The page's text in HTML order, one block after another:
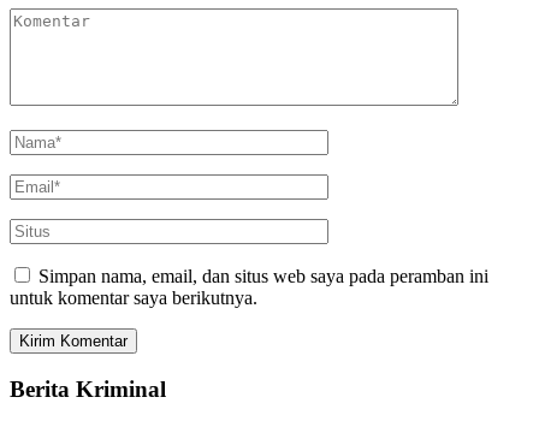
Simpan nama, email, dan situs web saya pada peramban ini
untuk komentar saya berikutnya.
Berita Kriminal